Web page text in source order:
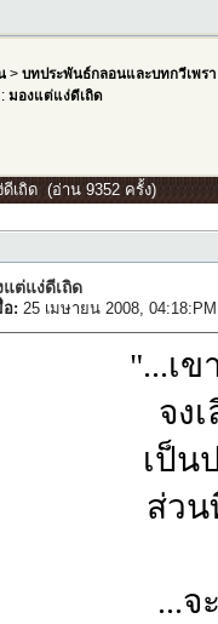
> บทประพันธ์กลอนและบทกวีเพรา
มองแต่แง่ดีเถิด
เถิด (อ่าน 9352 ครั้ง)
แต่แง่ดีเถิด
อ: 25 เมษายน 2008,
"...เข
จง
เป็น
ส่วน
...จ